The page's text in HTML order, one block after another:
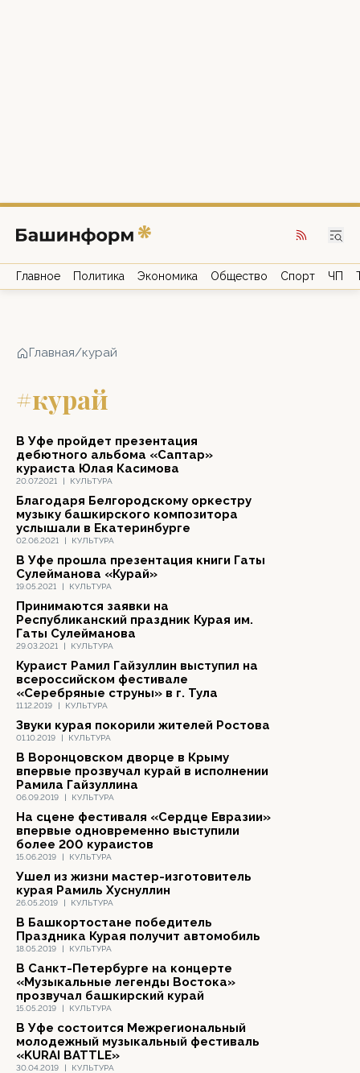
Главное Политика Экономика Общество Спорт ЧП
Главная/курай
#курай
20.07.2021 | КУЛЬТУРА
В Уфе пройдет презентация
дебютного альбома «Саптар»
кураиста Юлая Касимова
02.06.2021 | КУЛЬТУРА
Благодаря Белгородскому оркестру
музыку башкирского композитора
услышали в Екатеринбурге
19.05.2021 | КУЛЬТУРА
В Уфе прошла презентация книги Гаты
Сулейманова «Курай»
29.03.2021 | КУЛЬТУРА
Принимаются заявки на
Республиканский праздник Курая им.
Гаты Сулейманова
11.12.2019 | КУЛЬТУРА
Кураист Рамил Гайзуллин выступил на
всероссийском фестивале
«Серебряные струны» в г. Тула
01.10.2019 | КУЛЬТУРА
Звуки курая покорили жителей Ростова
06.09.2019 | КУЛЬТУРА
В Воронцовском дворце в Крыму
впервые прозвучал курай в исполнении
Рамила Гайзуллина
15.06.2019 | КУЛЬТУРА
На сцене фестиваля «Сердце Евразии»
впервые одновременно выступили
более 200 кураистов
26.05.2019 | КУЛЬТУРА
Ушел из жизни мастер-изготовитель
курая Рамиль Хуснуллин
18.05.2019 | КУЛЬТУРА
В Башкортостане победитель
Праздника Курая получит автомобиль
15.05.2019 | КУЛЬТУРА
В Санкт-Петербурге на концерте
«Музыкальные легенды Востока»
прозвучал башкирский курай
30.04.2019 | КУЛЬТУРА
В Уфе состоится Межрегиональный
молодежный музыкальный фестиваль
«KURAI BATTLE»